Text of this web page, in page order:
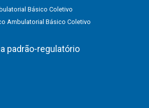
Básico Coletivo
Ambulatorial Básico Coletivo
padrão-regulatório